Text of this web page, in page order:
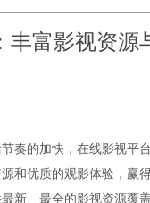
丰富影视资源
奏的加快，在线影视平
和优质的观影体验，赢
新、最全的影视资源覆